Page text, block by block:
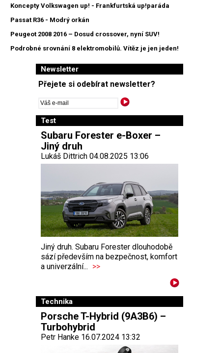
Koncepty Volkswagen up! - Frankfurtská up!paráda
Passat R36 - Modrý orkán
Peugeot 2008 2016 – Dosud crossover, nyní SUV!
Podrobné srovnání 8 elektromobilů. Vítěz je jen jeden!
Newsletter
Přejete si odebírat newsletter?
Test
Subaru Forester e-Boxer –
Jiný druh
Lukáš Dittrich 04.08.2025 13:06
Jiný druh. Subaru Forester dlouhodobě
sází především na bezpečnost, komfort
a univerzální... >>
Technika
Porsche T-Hybrid (9A3B6) –
Turbohybrid
Petr Hanke 16.07.2024 13:32